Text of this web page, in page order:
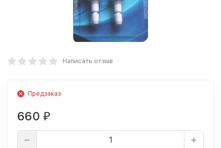
Написать отзыв
Предзаказ
660 ₽